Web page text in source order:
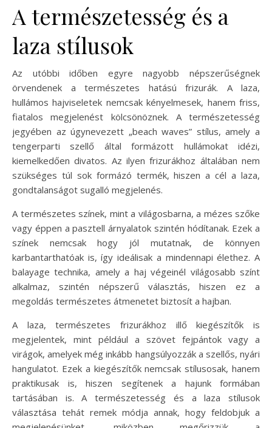
A természetesség és a
laza stílusok
Az utóbbi időben egyre nagyobb népszerűségnek
örvendenek a természetes hatású frizurák. A laza,
hullámos hajviseletek nemcsak kényelmesek, hanem friss,
fiatalos megjelenést kölcsönöznek. A természetesség
jegyében az úgynevezett „beach waves” stílus, amely a
tengerparti szellő által formázott hullámokat idézi,
kiemelkedően divatos. Az ilyen frizurákhoz általában nem
szükséges túl sok formázó termék, hiszen a cél a laza,
gondtalanságot sugalló megjelenés.
A természetes színek, mint a világosbarna, a mézes szőke
vagy éppen a pasztell árnyalatok szintén hódítanak. Ezek a
színek nemcsak hogy jól mutatnak, de könnyen
karbantarthatóak is, így ideálisak a mindennapi élethez. A
balayage technika, amely a haj végeinél világosabb színt
alkalmaz, szintén népszerű választás, hiszen ez a
megoldás természetes átmenetet biztosít a hajban.
A laza, természetes frizurákhoz illő kiegészítők is
megjelentek, mint például a szövet fejpántok vagy a
virágok, amelyek még inkább hangsúlyozzák a szellős, nyári
hangulatot. Ezek a kiegészítők nemcsak stílusosak, hanem
praktikusak is, hiszen segítenek a hajunk formában
tartásában is. A természetesség és a laza stílusok
választása tehát remek módja annak, hogy feldobjuk a